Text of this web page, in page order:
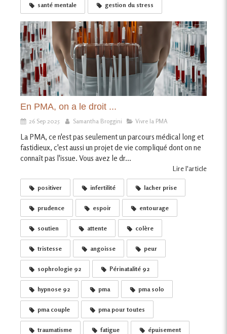
santé mentale gestion du stress
En PMA, on a le droit ...
26 Sep 2025 Samantha Broggini Vivre la PMA
La PMA, ce n'est pas seulement un parcours médical long et
fastidieux, c'est aussi un projet de vie compliqué dont on ne
connaît pas l'issue. Vous avez le dr...
Lire l'article
positiver infertilité lacher prise
prudence espoir entourage
soutien attente colère
tristesse angoisse peur
sophrologie 92 Périnatalité 92
hypnose 92 pma pma solo
pma couple pma pour toutes
traumatisme fatigue épuisement